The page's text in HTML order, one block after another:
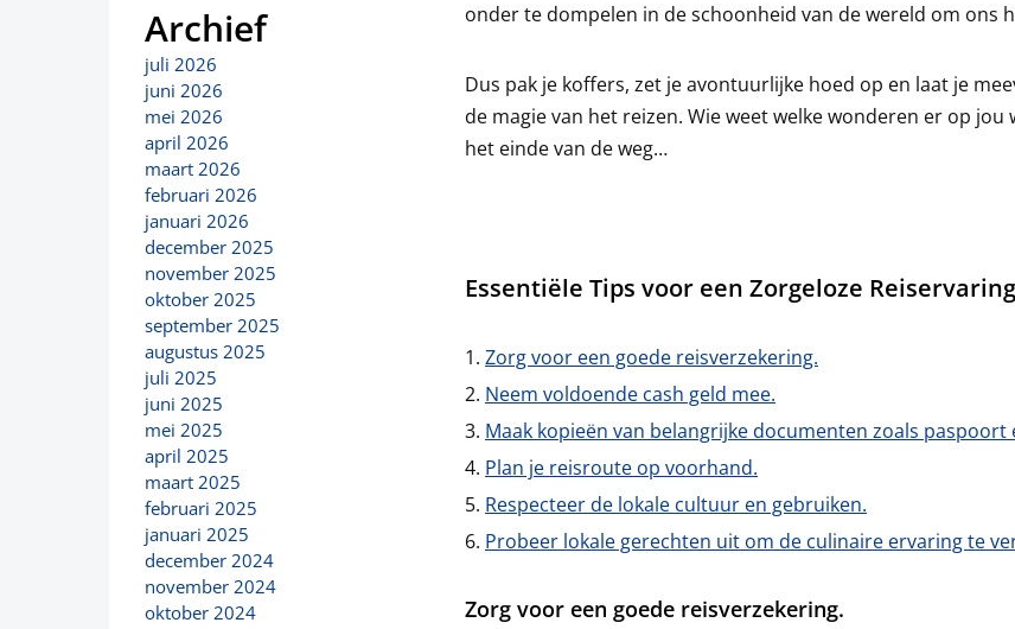
Archief
juli 2026
juni 2026
mei 2026
april 2026
maart 2026
februari 2026
januari 2026
december 2025
november 2025
oktober 2025
september 2025
augustus 2025
juli 2025
juni 2025
mei 2025
april 2025
maart 2025
februari 2025
januari 2025
december 2024
november 2024
oktober 2024
onder te dompelen in de schoonheid van de wereld om ons
Dus pak je koffers, zet je avontuurlijke hoed op en laat je
de magie van het reizen. Wie weet welke wonderen er op jou
het einde van de weg…
Essentiële Tips voor een Zorgeloze Reiservaring
Zorg voor een goede reisverzekering.
Neem voldoende cash geld mee.
Maak kopieën van belangrijke documenten zoals paspoort
Plan je reisroute op voorhand.
Respecteer de lokale cultuur en gebruiken.
Probeer lokale gerechten uit om de culinaire ervaring te
Zorg voor een goede reisverzekering.